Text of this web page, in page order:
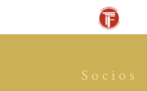
Socios